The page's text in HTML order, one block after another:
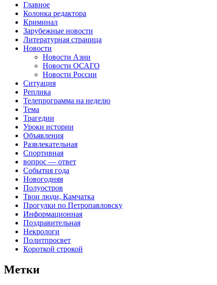
Главное
Колонка редактора
Криминал
Зарубежные новости
Литературная страница
Новости
Новости Азии
Новости ОСАГО
Новости России
Ситуация
Реплика
Телепрограмма на неделю
Тема
Трагедии
Уроки истории
Объявления
Развлекательная
Спортивная
вопрос — ответ
События года
Новогодняя
Полуостров
Твои люди, Камчатка
Прогулки по Петропавловску
Информационная
Поздравительная
Некрологи
Политпросвет
Короткой строкой
Метки